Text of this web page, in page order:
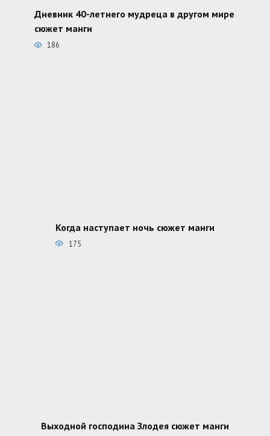
Дневник 40-летнего мудреца в другом мире
сюжет манги
186
Когда наступает ночь сюжет манги
175
Выходной господина Злодея сюжет манги